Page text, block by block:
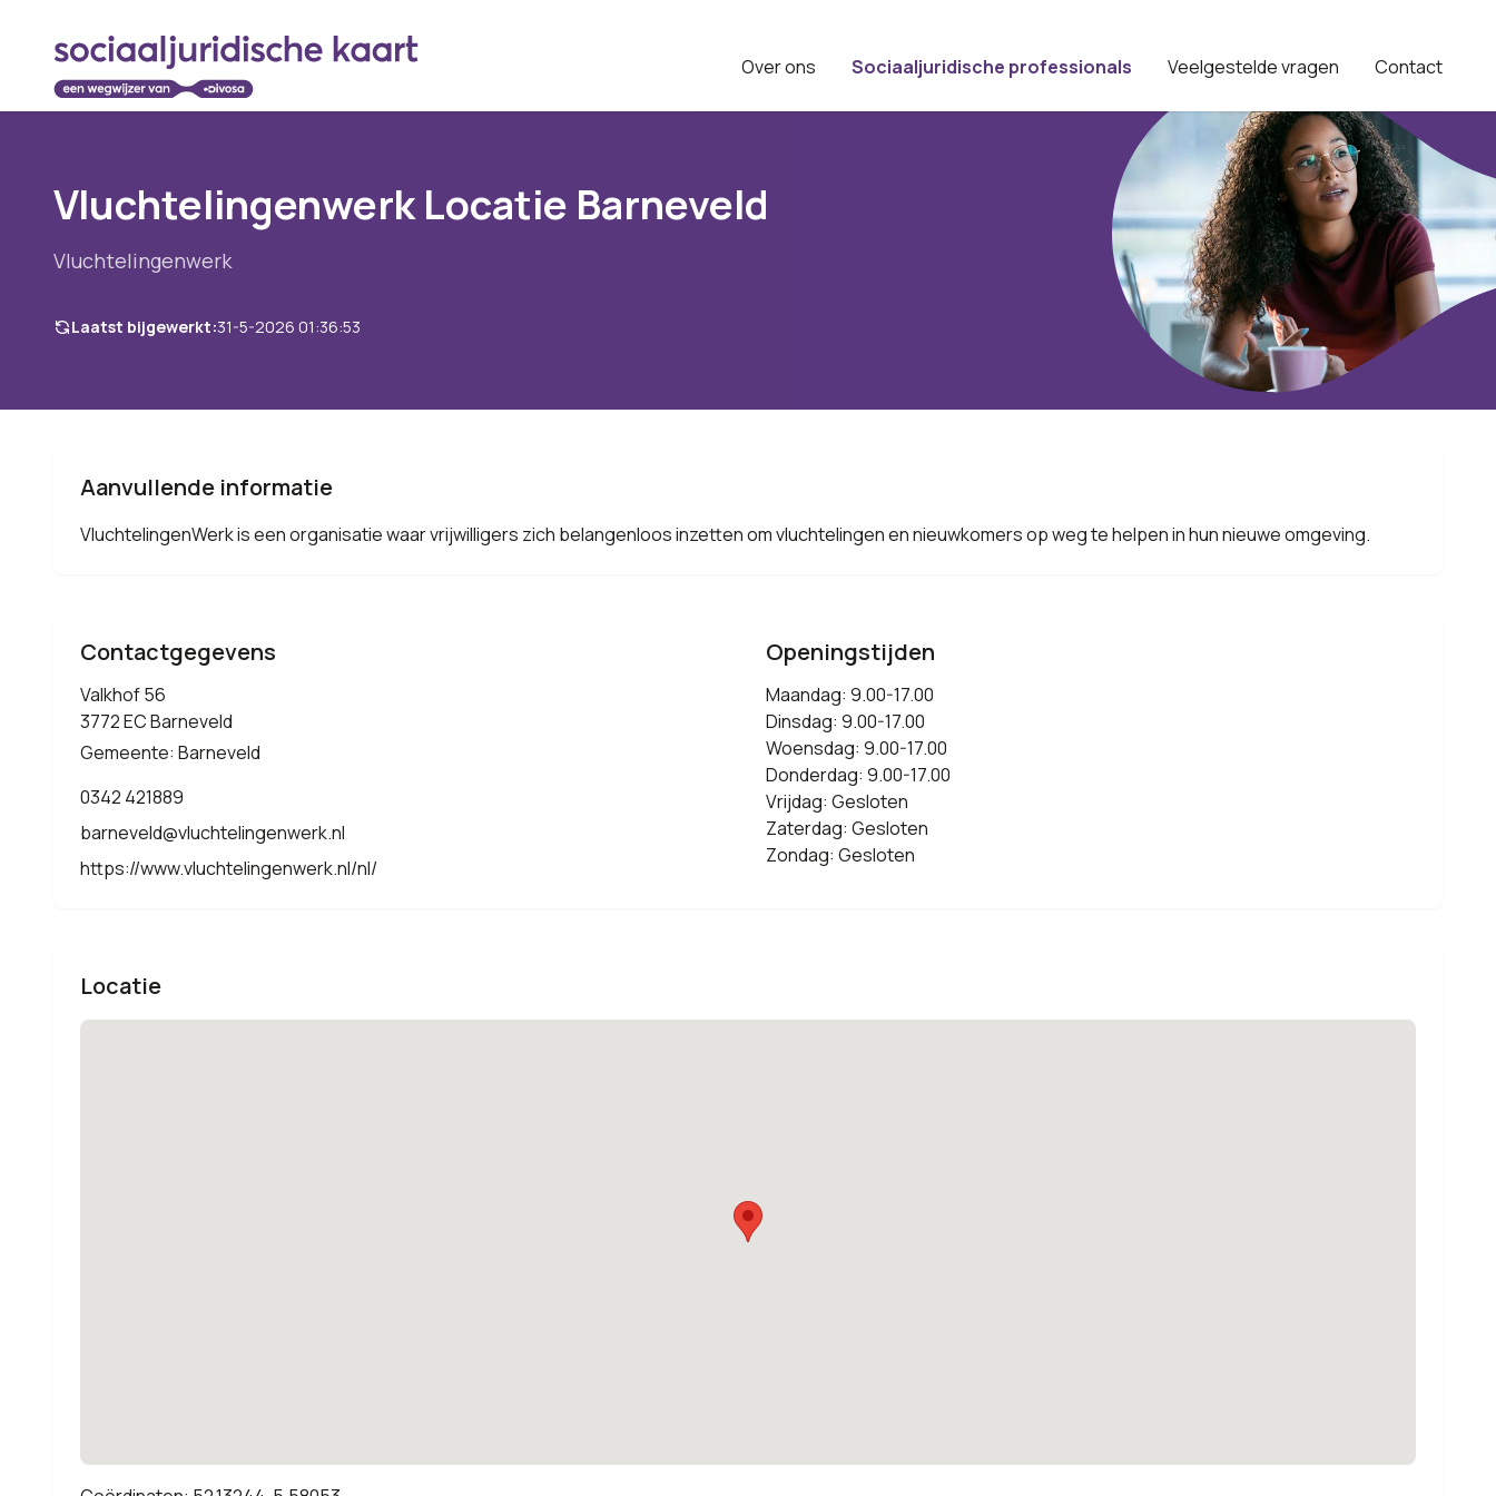
Over ons Sociaaljuridische professionals Veelgestelde vragen Contact
Vluchtelingenwerk Locatie Barneveld
Vluchtelingenwerk
Laatst bijgewerkt:31-5-2026 01:36:53
Aanvullende informatie
VluchtelingenWerk is een organisatie waar vrijwilligers zich belangenloos inzetten om vluchtelingen en nieuwkomers op weg te helpen in hun nieuwe omgeving.
Contactgegevens
Valkhof 56
3772 EC Barneveld
Gemeente: Barneveld
0342 421889
barneveld@vluchtelingenwerk.nl
https://www.vluchtelingenwerk.nl/nl/
Openingstijden
Maandag: 9.00-17.00
Dinsdag: 9.00-17.00
Woensdag: 9.00-17.00
Donderdag: 9.00-17.00
Vrijdag: Gesloten
Zaterdag: Gesloten
Zondag: Gesloten
Locatie